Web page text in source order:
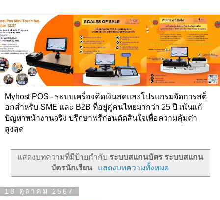
Myhost POS - ระบบเครื่องคิดเงินสดและโปรแกรมจัดการสต็
อกสำหรับ SME และ B2B ที่อยู่คู่คนไทยมากว่า 25 ปี เน้นแก้
ปัญหาหน้างานจริง ปรึกษาฟรีก่อนตัดสินใจเพื่อความคุ้มค่า
สูงสุด
แสดงบทความที่มีป้ายกำกับ ระบบสแกนบัตร ระบบสแกน
บัตรนักเรียน
แสดงบทความทั้งหมด
18 ตุลาคม 2567